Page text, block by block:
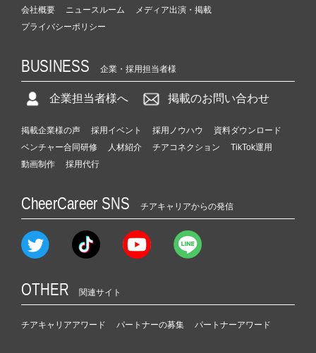
会社概要 ニュースルーム
メディア出演・掲載
プライバシーポリシー
BUSINESS 企業・採用担当者様
企業担当者様へ 掲載のお問い合わせ
掲載企業様の声 採用イベント 採用ノウハウ
資料ダウンロード
ベンチャー合同研修
人材紹介 チアコネクション
TikTok運用
動画制作
採用代行
CheerCareer SNS チアキャリアからの発信
OTHER 関連サイト
チアキャリアアワード パートナーの募集 パートナーアワード